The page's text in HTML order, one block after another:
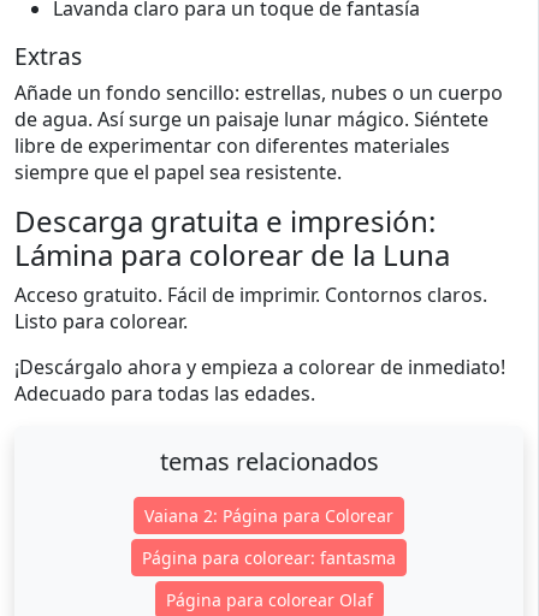
Lavanda claro para un toque de fantasía
Extras
Añade un fondo sencillo: estrellas, nubes o un cuerpo
de agua. Así surge un paisaje lunar mágico. Siéntete
libre de experimentar con diferentes materiales
siempre que el papel sea resistente.
Descarga gratuita e impresión:
Lámina para colorear de la Luna
Acceso gratuito. Fácil de imprimir. Contornos claros.
Listo para colorear.
¡Descárgalo ahora y empieza a colorear de inmediato!
Adecuado para todas las edades.
temas relacionados
Vaiana 2: Página para Colorear
Página para colorear: fantasma
Página para colorear Olaf